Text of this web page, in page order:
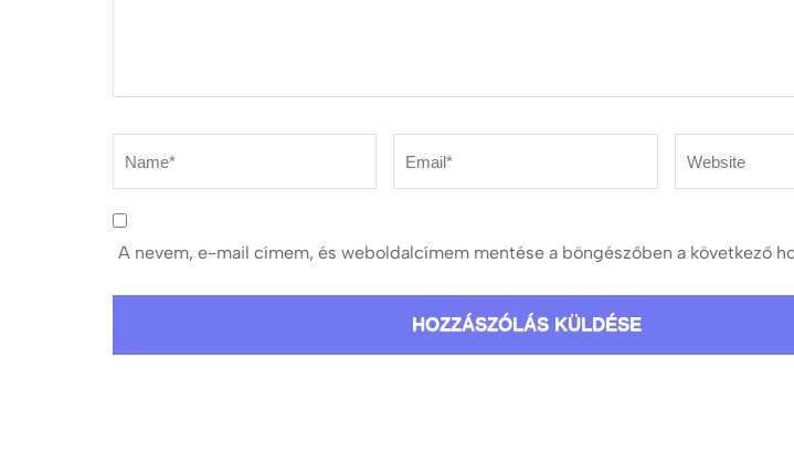
A nevem, e-mail címem, és weboldalcímem mentése a böngészőben a következő